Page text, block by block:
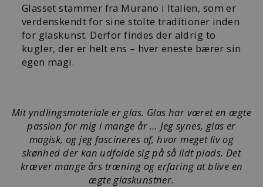
Glasset stammer fra Murano i Italien, som er
verdenskendt for sine stolte traditioner inden
for glaskunst. Derfor findes der aldrig to
kugler, der er helt ens – hver eneste bærer sin
egen magi.
Mit yndlingsmateriale er glas. Glas har været en ægte
passion for mig i mange år … Jeg synes, glas er
magisk, og jeg fascineres af, hvor meget liv og
skønhed der kan udfolde sig på så lidt plads. Det
kræver mange års træning og erfaring at blive en
ægte glaskunstner.